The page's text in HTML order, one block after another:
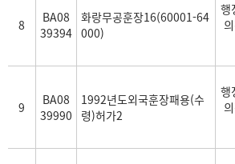
8
BA08
39394
화랑무공훈장16(60001-64
000)
행
9
BA08
39990
1992년도외국훈장패용(수
령)허가2
행